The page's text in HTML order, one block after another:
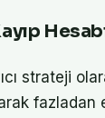
strateji